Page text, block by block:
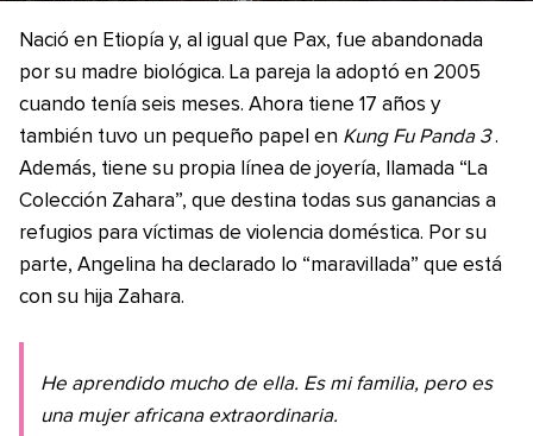
Nació en Etiopía y, al igual que Pax, fue abandonada
por su madre biológica. La pareja la adoptó en 2005
cuando tenía seis meses. Ahora tiene 17 años y
también tuvo un pequeño papel en Kung Fu Panda 3 .
Además, tiene su propia línea de joyería, llamada “La
Colección Zahara”, que destina todas sus ganancias a
refugios para víctimas de violencia doméstica. Por su
parte, Angelina ha declarado lo “maravillada” que está
con su hija Zahara.
He aprendido mucho de ella. Es mi familia, pero es
una mujer africana extraordinaria.